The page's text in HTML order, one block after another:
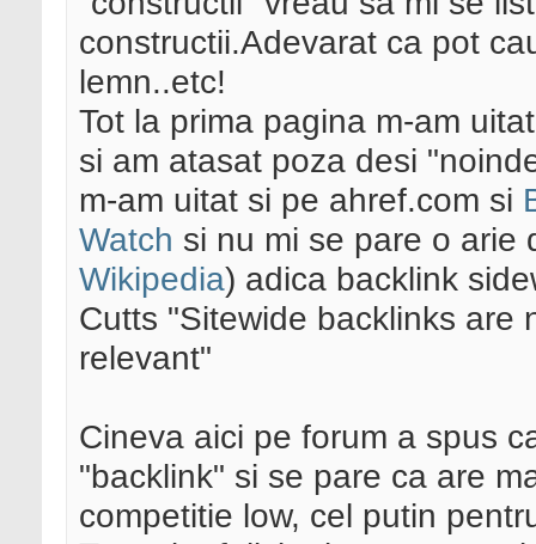
constructii.Adevarat ca pot
lemn..etc!
Tot la prima pagina m-am
si am atasat poza desi
m-am uitat si pe ahref.com si
Watch si nu mi se pare o arie
Wikipedia) adica backlink
Cutts "Sitewide backlinks are
relevant"
Cineva aici pe forum a spus
"backlink" si se pare ca are
competitie low, cel putin